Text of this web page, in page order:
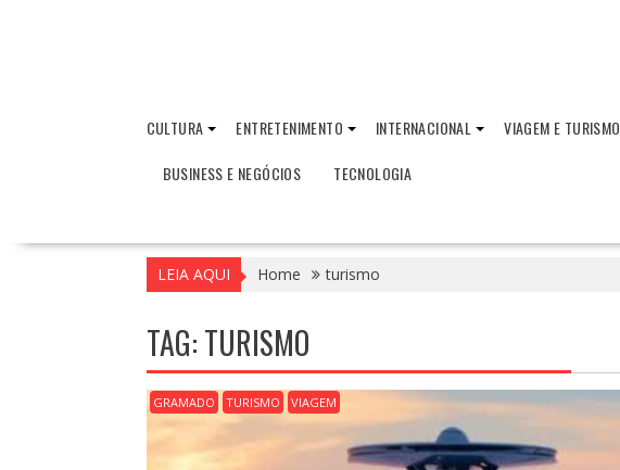
CULTURA ENTRETENIMENTO INTERNACIONAL VIAGEM E TURISMO
BUSINESS E NEGÓCIOS
TECNOLOGIA
LEIA AQUI Home turismo
TAG:TURISMO
GRAMADO TURISMO VIAGEM